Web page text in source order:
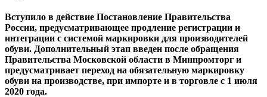
Вступило в действие Постановление Правительства
России, предусматривающее продление регистрации и
интеграции с системой маркировки для производителей
обуви. Дополнительный этап введен после обращения
Правительства Московской области в Минпромторг и
предусматривает переход на обязательную маркировку
обуви на производстве, при импорте и в торговле с 1 июля
2020 года.